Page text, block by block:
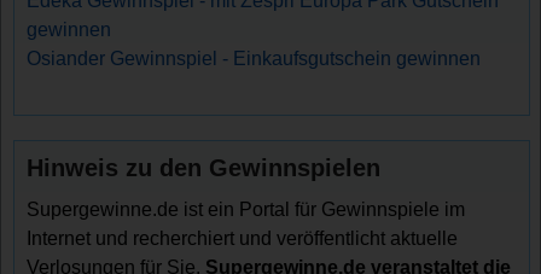
gewinnen
Osiander Gewinnspiel - Einkaufsgutschein gewinnen
Hinweis zu den Gewinnspielen
Supergewinne.de ist ein Portal für Gewinnspiele im
Internet und recherchiert und veröffentlicht aktuelle
Verlosungen für Sie. Supergewinne.de veranstaltet die